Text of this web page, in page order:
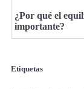
¿Por qué el
importante?
Etiquetas